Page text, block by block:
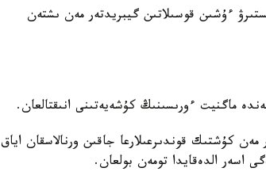
سالىستىرۋ ءۇشىن قوسىلاتىن گيبريدتەر مەن ىشتەن
ماگنيت ءورىسىنىڭ كۇشەيەتىنى انىقتالعان.
كۇشتىك قوندىرعىلارعا جاقىن ورنالاسقان اياق
اسەر الدەقايدا تومەن بولعان.